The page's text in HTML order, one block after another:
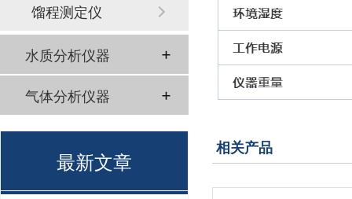
相关产品
馏程测定仪
水质分析仪器
气体分析仪器
最新文章